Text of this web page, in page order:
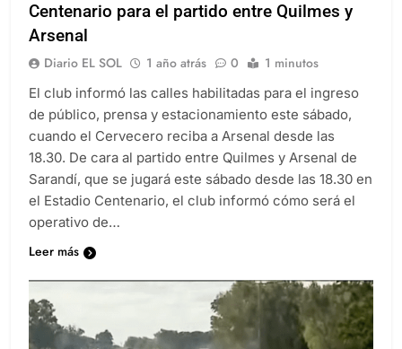
Centenario para el partido entre Quilmes y
Arsenal
Diario EL SOL 1 año atrás 0 1 minutos
El club informó las calles habilitadas para el ingreso
de público, prensa y estacionamiento este sábado,
cuando el Cervecero reciba a Arsenal desde las
18.30. De cara al partido entre Quilmes y Arsenal de
Sarandí, que se jugará este sábado desde las 18.30 en
el Estadio Centenario, el club informó cómo será el
operativo de…
Leer más